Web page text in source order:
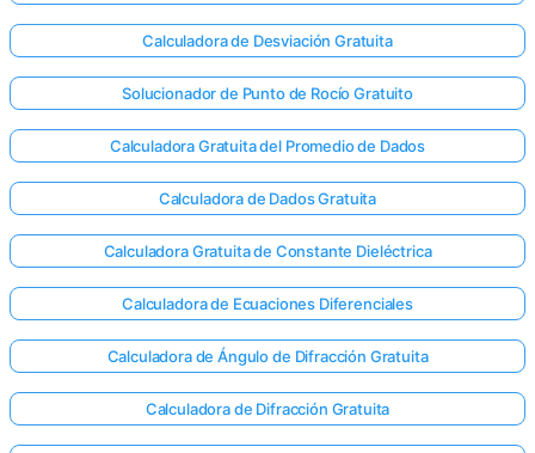
Calculadora de Desviación Gratuita
Solucionador de Punto de Rocío Gratuito
Calculadora Gratuita del Promedio de Dados
Calculadora de Dados Gratuita
Calculadora Gratuita de Constante Dieléctrica
Calculadora de Ecuaciones Diferenciales
Calculadora de Ángulo de Difracción Gratuita
Calculadora de Difracción Gratuita